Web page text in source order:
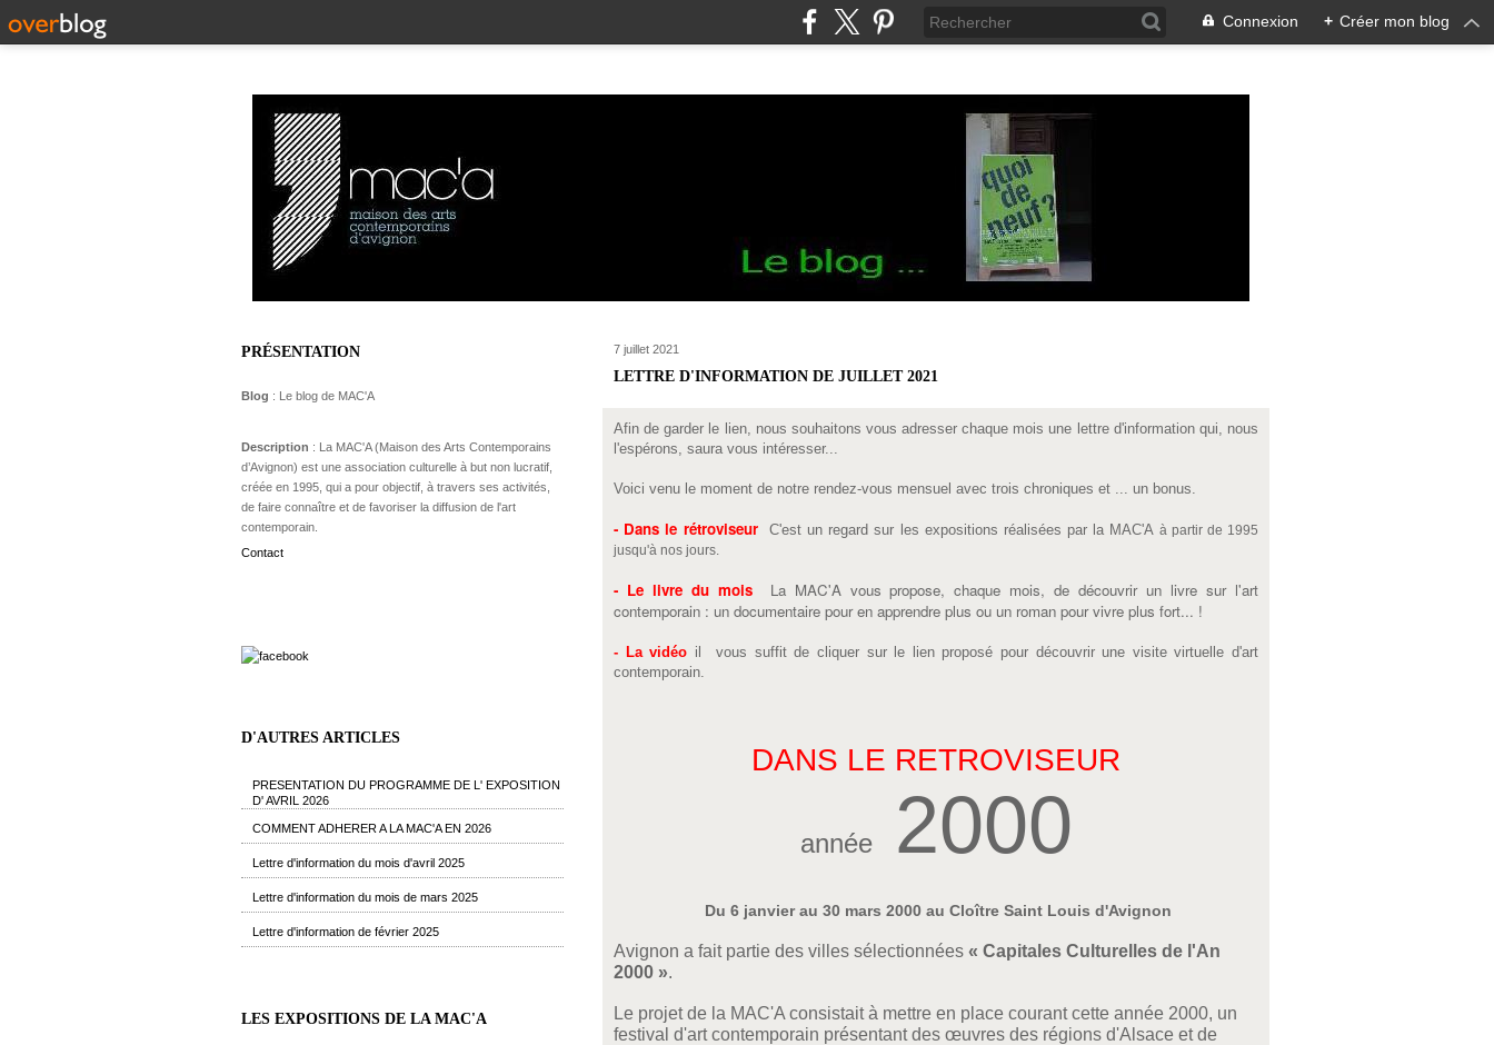
Connexion + Créer mon blog
PRÉSENTATION
Blog : Le blog de MAC'A
Description : La MAC'A (Maison des Arts Contemporains
d’Avignon) est une association culturelle à but non lucratif,
créée en 1995, qui a pour objectif, à travers ses activités,
de faire connaître et de favoriser la diffusion de l'art
contemporain.
Contact
D'AUTRES ARTICLES
PRESENTATION DU PROGRAMME DE L' EXPOSITION
D' AVRIL 2026
COMMENT ADHERER A LA MAC'A EN 2026
Lettre d'information du mois d'avril 2025
Lettre d'information du mois de mars 2025
Lettre d'information de février 2025
LES EXPOSITIONS DE LA MAC'A
7 juillet 2021
LETTRE D'INFORMATION DE JUILLET 2021
Afin de garder le lien, nous souhaitons vous adresser chaque mois une lettre d'information qui, nous
l'espérons, saura vous intéresser...
Voici venu le moment de notre rendez-vous mensuel avec trois chroniques et ... un bonus.
- Dans le rétroviseur C'est un regard sur les expositions réalisées par la MAC'A à partir de 1995
jusqu'à nos jours.
- Le livre du moisLa MAC'A vous propose, chaque mois, de découvrir un livre sur l'art
contemporain : un documentaire pour en apprendre plus ou un roman pour vivre plus fort... !
- La vidéo il vous suffit de cliquer sur le lien proposé pour découvrir une visite virtuelle d'art
contemporain.
DANS LE RETROVISEUR
année2000
Du 6 janvier au 30 mars 2000 au Cloître Saint Louis d'Avignon
Avignon a fait partie des villes sélectionnées « Capitales Culturelles de l'An
2000 ».
Le projet de la MAC'A consistait à mettre en place courant cette année 2000, un
festival d'art contemporain présentant des œuvres des régions d'Alsace et de